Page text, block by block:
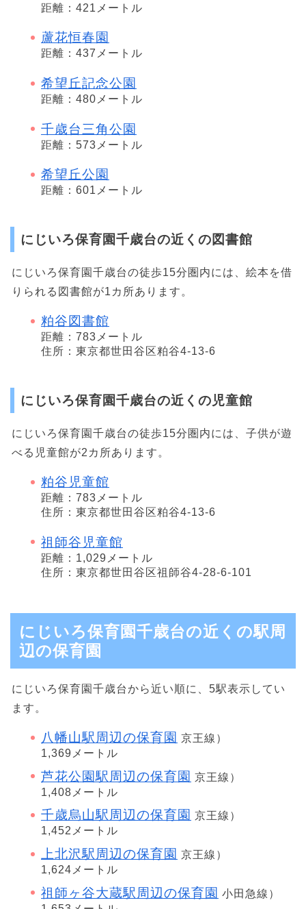
距離：421メートル
蘆花恒春園
距離：437メートル
希望丘記念公園
距離：480メートル
千歳台三角公園
距離：573メートル
希望丘公園
距離：601メートル
にじいろ保育園千歳台の近くの図書館
にじいろ保育園千歳台の徒歩15分圏内には、絵本を借
りられる図書館が1カ所あります。
粕谷図書館
距離：783メートル
住所：東京都世田谷区粕谷4-13-6
にじいろ保育園千歳台の近くの児童館
にじいろ保育園千歳台の徒歩15分圏内には、子供が遊
べる児童館が2カ所あります。
粕谷児童館
距離：783メートル
住所：東京都世田谷区粕谷4-13-6
祖師谷児童館
距離：1,029メートル
住所：東京都世田谷区祖師谷4-28-6-101
にじいろ保育園千歳台の近くの駅周
辺の保育園
にじいろ保育園千歳台から近い順に、5駅表示してい
ます。
八幡山駅周辺の保育園 京王線）
1,369メートル
芦花公園駅周辺の保育園 京王線）
1,408メートル
千歳烏山駅周辺の保育園 京王線）
1,452メートル
上北沢駅周辺の保育園 京王線）
1,624メートル
祖師ヶ谷大蔵駅周辺の保育園 小田急線）